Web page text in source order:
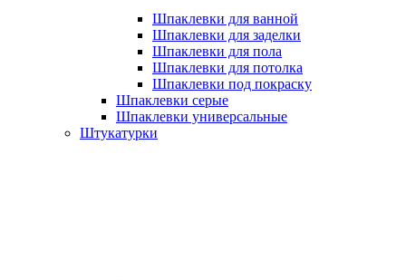
Шпаклевки для ванной
Шпаклевки для заделки
Шпаклевки для пола
Шпаклевки для потолка
Шпаклевки под покраску
Шпаклевки серые
Шпаклевки универсальные
Штукатурки